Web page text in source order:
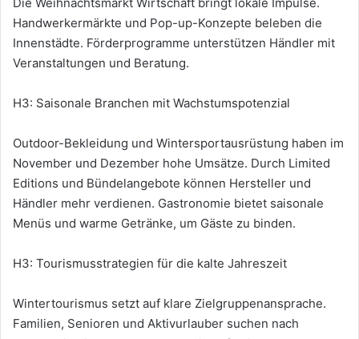
Handwerkermärkte und Pop-up-Konzepte beleben die
Innenstädte. Förderprogramme unterstützen Händler mit
Veranstaltungen und Beratung.
H3: Saisonale Branchen mit Wachstumspotenzial
Outdoor-Bekleidung und Wintersportausrüstung haben im
November und Dezember hohe Umsätze. Durch Limited
Editions und Bündelangebote können Hersteller und
Händler mehr verdienen. Gastronomie bietet saisonale
Menüs und warme Getränke, um Gäste zu binden.
H3: Tourismusstrategien für die kalte Jahreszeit
Wintertourismus setzt auf klare Zielgruppenansprache.
Familien, Senioren und Aktivurlauber suchen nach